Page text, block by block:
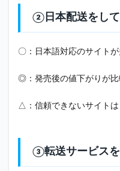
②日本配送をして
〇：日本語対応のサイト
◎：発売後の値下がりが比
△：信頼できないサイト
③転送サービス